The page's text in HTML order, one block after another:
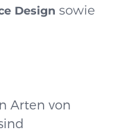
Design sowie
Arten von